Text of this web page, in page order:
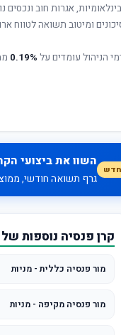
אגרות חוב
ומיטוב תשואה לטווח
הניהול עומדים על 0.19%
חדש
השוו את ביצועי
גרף תשואה חודשי,
קרן פנסיה נוספות
מור פנסיה כללית - מניות
מור פנסיה מקיפה - מניות